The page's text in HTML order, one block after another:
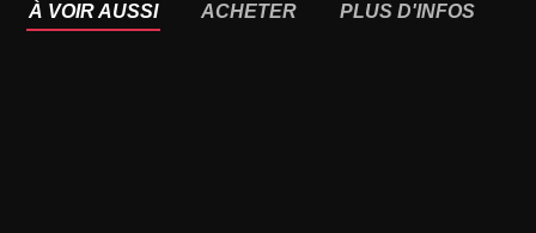
À VOIR AUSSI ACHETER PLUS D'INFOS